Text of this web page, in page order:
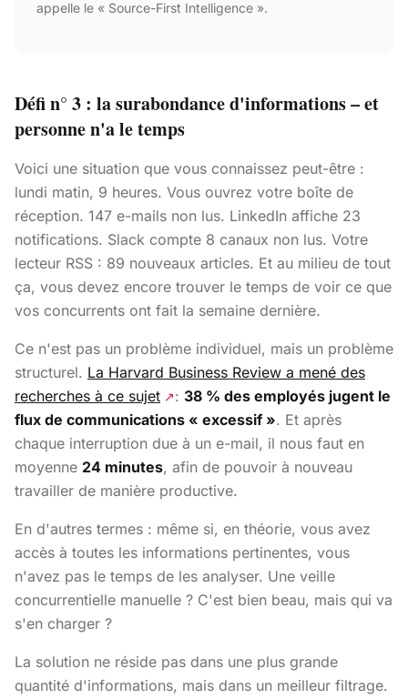
appelle le « Source-First Intelligence ».
Défi n° 3 : la surabondance d'informations – et
personne n'a le temps
Voici une situation que vous connaissez peut-être :
lundi matin, 9 heures. Vous ouvrez votre boîte de
réception. 147 e-mails non lus. LinkedIn affiche 23
notifications. Slack compte 8 canaux non lus. Votre
lecteur RSS : 89 nouveaux articles. Et au milieu de tout
ça, vous devez encore trouver le temps de voir ce que
vos concurrents ont fait la semaine dernière.
Ce n'est pas un problème individuel, mais un problème
structurel. La Harvard Business Review a mené des
recherches à ce sujet ↗: 38 % des employés jugent le
flux de communications « excessif ». Et après
chaque interruption due à un e-mail, il nous faut en
moyenne 24 minutes, afin de pouvoir à nouveau
travailler de manière productive.
En d'autres termes : même si, en théorie, vous avez
accès à toutes les informations pertinentes, vous
n'avez pas le temps de les analyser. Une veille
concurrentielle manuelle ? C'est bien beau, mais qui va
s'en charger ?
La solution ne réside pas dans une plus grande
quantité d'informations, mais dans un meilleur filtrage.